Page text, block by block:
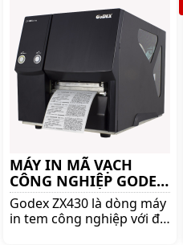
MÁY IN MÃ VẠCH
CÔNG NGHIỆP GODEX
ZX430
Godex ZX430 là dòng máy
in tem công nghiệp với độ